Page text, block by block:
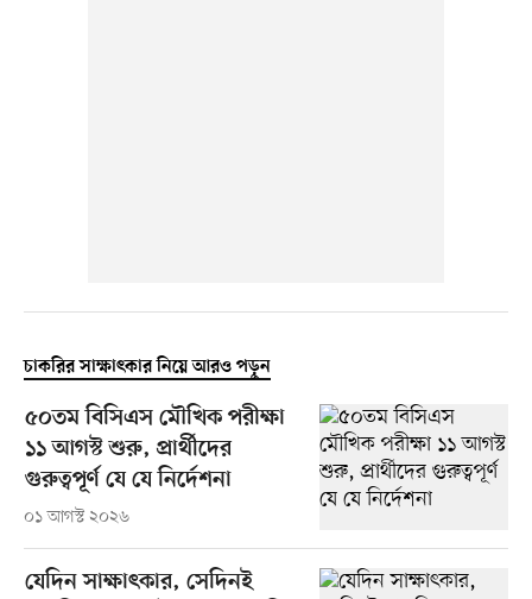
চাকরির সাক্ষাৎকার নিয়ে আরও পড়ুন
৫০তম বিসিএস মৌখিক পরীক্ষা
১১ আগস্ট শুরু, প্রার্থীদের
গুরুত্বপূর্ণ যে যে নির্দেশনা
০১ আগস্ট ২০২৬
যেদিন সাক্ষাৎকার, সেদিনই